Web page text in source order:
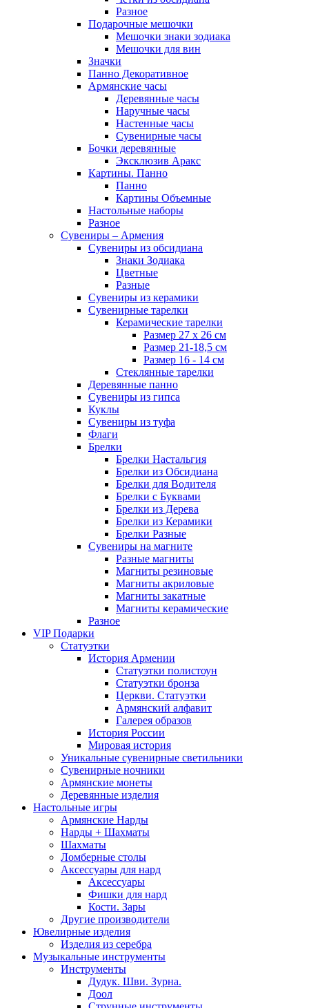
Разное
Подарочные мешочки
Мешочки знаки зодиака
Мешочки для вин
Значки
Панно Декоративное
Армянские часы
Деревянные часы
Наручные часы
Настенные часы
Сувенирные часы
Бочки деревянные
Эксклюзив Аракс
Картины. Панно
Панно
Картины Объемные
Настольные наборы
Разное
Сувениры – Армения
Сувениры из обсидиана
Знаки Зодиака
Цветные
Разные
Сувениры из керамики
Сувенирные тарелки
Керамические тарелки
Размер 27 х 26 см
Размер 21-18,5 см
Размер 16 - 14 см
Стеклянные тарелки
Деревянные панно
Сувениры из гипса
Куклы
Сувениры из туфа
Флаги
Брелки
Брелки Настальгия
Брелки из Обсидиана
Брелки для Водителя
Брелки с Буквами
Брелки из Дерева
Брелки из Керамики
Брелки Разные
Сувениры на магните
Разные магниты
Магниты резиновые
Магниты акриловые
Магниты закатные
Магниты керамические
Разное
VIP Подарки
Статуэтки
История Армении
Статуэтки полистоун
Статуэтки бронза
Церкви. Статуэтки
Армянский алфавит
Галерея образов
История России
Мировая история
Уникальные сувенирные светильники
Сувенирные ночники
Армянские монеты
Деревянные изделия
Настольные игры
Армянские Нарды
Нарды + Шахматы
Шахматы
Ломберные столы
Аксессуары для нард
Аксессуары
Фишки для нард
Кости. Зары
Другие производители
Ювелирные изделия
Изделия из серебра
Музыкальные инструменты
Инструменты
Дудук. Шви. Зурна.
Доол